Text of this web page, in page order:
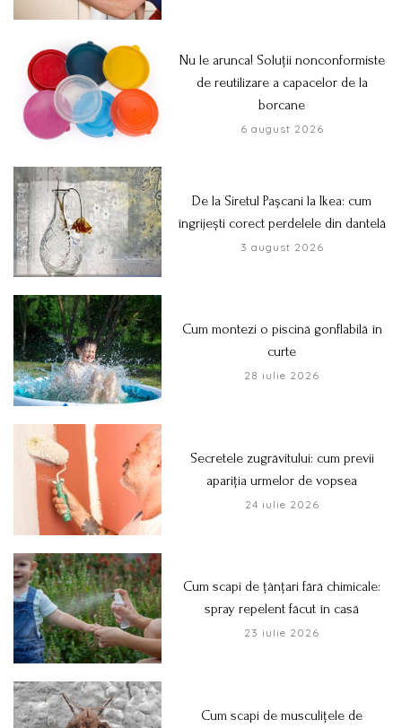
Nu le arunca! Soluții nonconformiste
de reutilizare a capacelor de la
borcane
6 august 2026
De la Siretul Pașcani la Ikea: cum
îngrijești corect perdelele din dantelă
3 august 2026
Cum montezi o piscină gonflabilă în
curte
28 iulie 2026
Secretele zugrăvitului: cum previi
apariția urmelor de vopsea
24 iulie 2026
Cum scapi de țânțari fără chimicale:
spray repelent făcut în casă
23 iulie 2026
Cum scapi de musculițele de